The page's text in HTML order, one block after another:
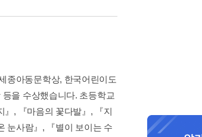
종아동문학상, 한국어린이도
을 수상했습니다. 초등학교
』, 『마음의 꽃다발』, 『지
눈사람』, 『별이 보이는 수